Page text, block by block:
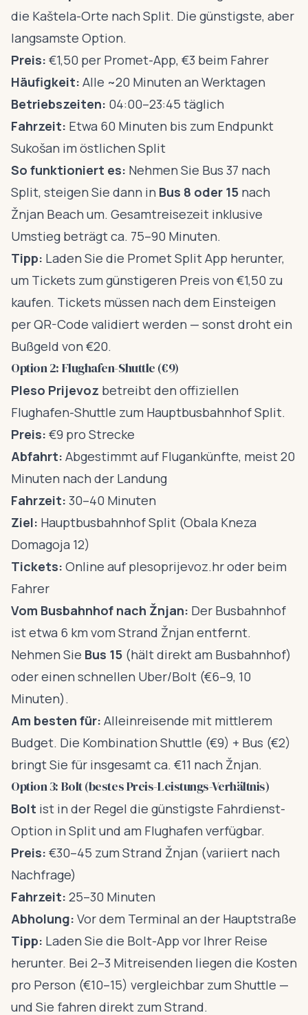
die Kaštela-Orte nach Split. Die günstigste, aber
langsamste Option.
Preis: €1,50 per Promet-App, €3 beim Fahrer
Häufigkeit: Alle ~20 Minuten an Werktagen
Betriebszeiten: 04:00–23:45 täglich
Fahrzeit: Etwa 60 Minuten bis zum Endpunkt
Sukošan im östlichen Split
So funktioniert es: Nehmen Sie Bus 37 nach
Split, steigen Sie dann in Bus 8 oder 15 nach
Žnjan Beach um. Gesamtreisezeit inklusive
Umstieg beträgt ca. 75–90 Minuten.
Tipp: Laden Sie die Promet Split App herunter,
um Tickets zum günstigeren Preis von €1,50 zu
kaufen. Tickets müssen nach dem Einsteigen
per QR-Code validiert werden — sonst droht ein
Bußgeld von €20.
Option 2: Flughafen-Shuttle (€9)
Pleso Prijevoz betreibt den offiziellen
Flughafen-Shuttle zum Hauptbusbahnhof Split.
Preis: €9 pro Strecke
Abfahrt: Abgestimmt auf Flugankünfte, meist 20
Minuten nach der Landung
Fahrzeit: 30–40 Minuten
Ziel: Hauptbusbahnhof Split (Obala Kneza
Domagoja 12)
Tickets: Online auf plesoprijevoz.hr oder beim
Fahrer
Vom Busbahnhof nach Žnjan: Der Busbahnhof
ist etwa 6 km vom Strand Žnjan entfernt.
Nehmen Sie Bus 15 (hält direkt am Busbahnhof)
oder einen schnellen Uber/Bolt (€6–9, 10
Minuten).
Am besten für: Alleinreisende mit mittlerem
Budget. Die Kombination Shuttle (€9) + Bus (€2)
bringt Sie für insgesamt ca. €11 nach Žnjan.
Option 3: Bolt (bestes Preis-Leistungs-Verhältnis)
Bolt ist in der Regel die günstigste Fahrdienst-
Option in Split und am Flughafen verfügbar.
Preis: €30–45 zum Strand Žnjan (variiert nach
Nachfrage)
Fahrzeit: 25–30 Minuten
Abholung: Vor dem Terminal an der Hauptstraße
Tipp: Laden Sie die Bolt-App vor Ihrer Reise
herunter. Bei 2–3 Mitreisenden liegen die Kosten
pro Person (€10–15) vergleichbar zum Shuttle —
und Sie fahren direkt zum Strand.